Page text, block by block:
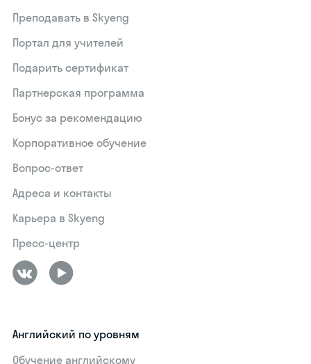
Преподавать в Skyeng
Портал для учителей
Подарить сертификат
Партнерская программа
Бонус за рекомендацию
Корпоративное обучение
Вопрос-ответ
Адреса и контакты
Карьера в Skyeng
Пресс-центр
Английский по уровням
Обучение английскому